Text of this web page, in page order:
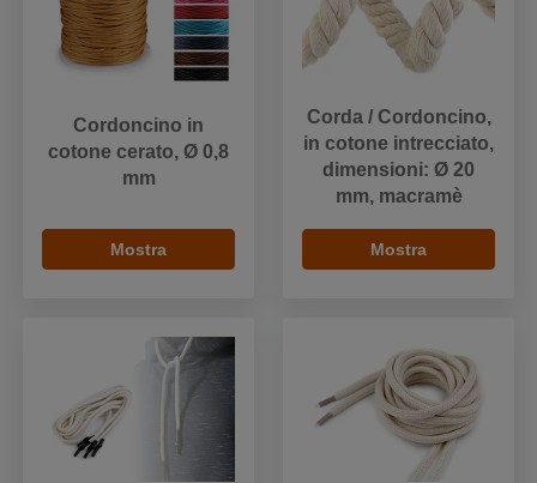
Cordoncino in
cotone cerato, Ø 0,8
mm
Mostra
Corda / Cordoncino,
in cotone intrecciato,
dimensioni: Ø 20
mm, macramè
Mostra